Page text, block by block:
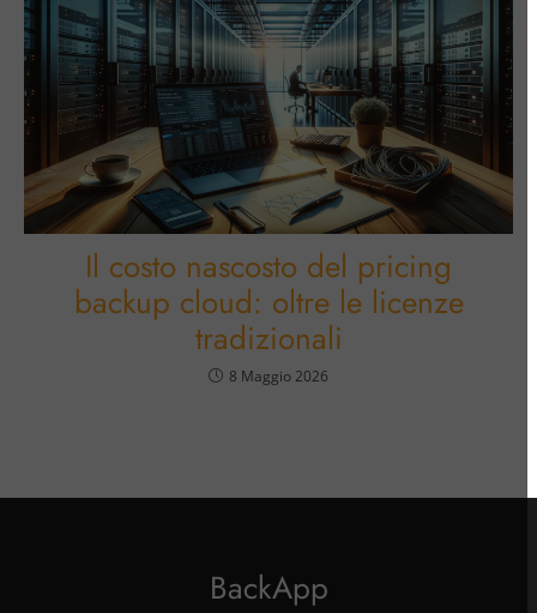
Il costo nascosto del pricing
backup cloud: oltre le licenze
tradizionali
8 Maggio 2026
BackApp